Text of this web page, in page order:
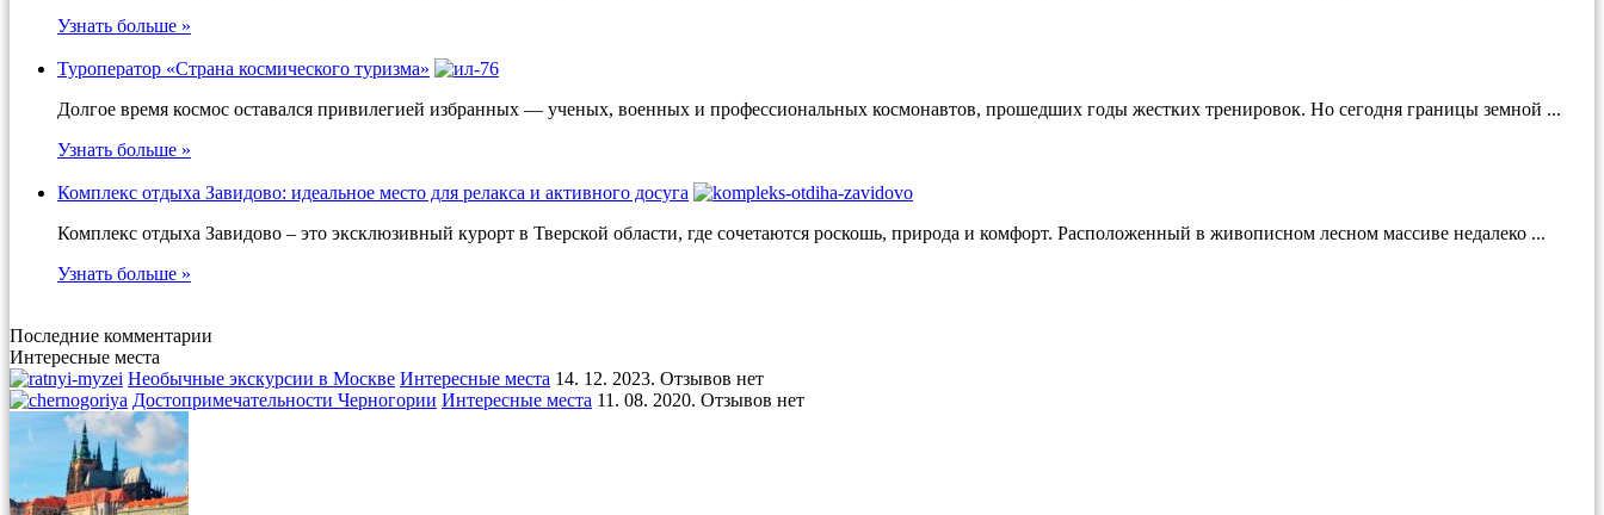
Узнать больше »
Туроператор «Страна космического туризма»
Долгое время космос оставался привилегией избранных — ученых, военных и профессиональных космонавтов, прошедших годы жестких тренировок. Но сегодня границы земной ...
Узнать больше »
Комплекс отдыха Завидово: идеальное место для релакса и активного досуга
Комплекс отдыха Завидово – это эксклюзивный курорт в Тверской области, где сочетаются роскошь, природа и комфорт. Расположенный в живописном лесном массиве недалеко ...
Узнать больше »
Последние комментарии
Интересные места
Необычные экскурсии в Москве Интересные места 14. 12. 2023. Отзывов нет
Достопримечательности Черногории Интересные места 11. 08. 2020. Отзывов нет